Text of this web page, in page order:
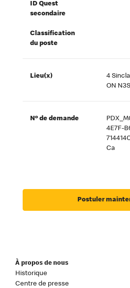
ID Quest
secondaire
Classification
du poste
Lieu(x)
4
ON
Nº de demande
4E7F-
Ca
Postuler
À propos de nous
Historique
Centre de presse